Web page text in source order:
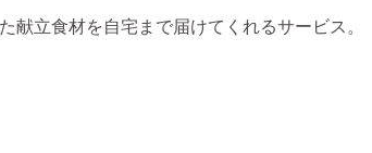
立食材を自宅まで届けてくれるサービス。